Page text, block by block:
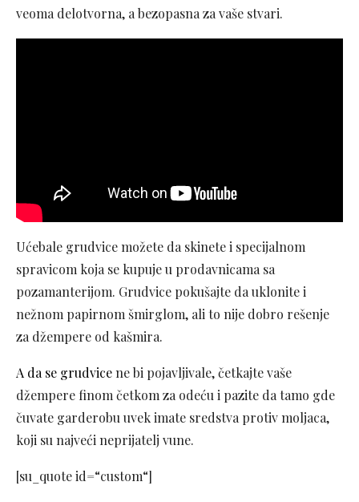
veoma delotvorna, a bezopasna za vaše stvari.
Ućebale grudvice možete da skinete i specijalnom
spravicom koja se kupuje u prodavnicama sa
pozamanterijom. Grudvice pokušajte da uklonite i
nežnom papirnom šmirglom, ali to nije dobro rešenje
za džempere od kašmira.
A da se grudvicene bi pojavljivale, četkajte vaše
džempere finom četkom za odeću i pazite da tamo gde
čuvate garderobu uvek imate sredstva protiv moljaca,
koji su najveći neprijatelj vune.
[su_quote id=“custom“]